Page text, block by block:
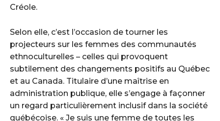
Créole.
Selon elle, c’est l’occasion de tourner les
projecteurs sur les femmes des communautés
ethnoculturelles – celles qui provoquent
subtilement des changements positifs au Québec
et au Canada. Titulaire d’une maîtrise en
administration publique, elle s’engage à façonner
un regard particulièrement inclusif dans la société
québécoise. « Je suis une femme de toutes les